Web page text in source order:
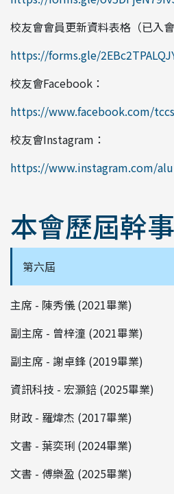
校友會會員更新資料表格（已入
https://forms.gle/
校友會Facebook：
https://www.facebook.com/
校友會Instagram：
https://www.instagram.com/
本會歷屆幹
第六屆
主席 - 陳秀儀 (2021畢業)
副主席 - 曾梓潼 (2021畢業)
副主席 - 謝卓鋒 (2019畢業)
資訊科技 - 宏灝錇 (2025畢業)
財政 - 羅煒杰 (2017畢業)
文書 - 葉奕琍 (2024畢業)
文書 - 傅樂盈 (2025畢業)